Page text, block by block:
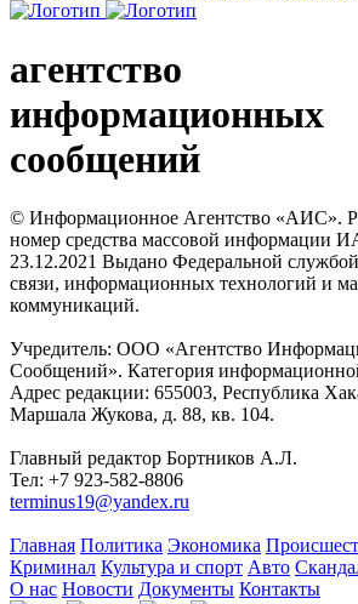
агентство
информационных
сообщений
© Информационное Агентство «АИС».
номер средства массовой информации
23.12.2021 Выдано Федеральной
связи, информационных технологий и
коммуникаций.
Учредитель: ООО «Агентство
Сообщений». Категория
Адрес редакции: 655003, Республика
Маршала Жукова, д. 88, кв. 104.
Главный редактор Бортников А.Л.
Тел: +7 923-582-8806
terminus19@yandex.ru
Главная Политика Экономика
Криминал Культура и спорт Авто
О нас Новости Документы Контакты